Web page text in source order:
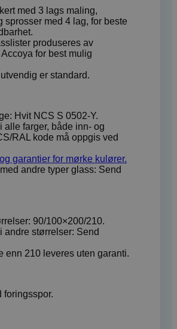
med 3 lags maling,
sprosser med 4 lag, for beste
produseres av
for best mulig
er standard.
Hvit NCS S 0502-Y.
alle farger, både inn- og
RAL kode må oppgis ved
garantier for mørke kulører.
andre typer glass: Send
90/100×200/210.
andre størrelser: Send
enn 210 leveres uten garanti.
foringsspor.